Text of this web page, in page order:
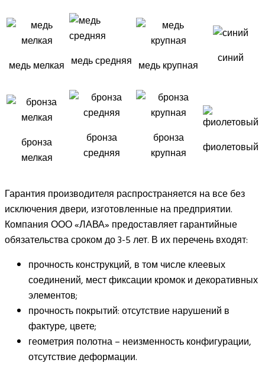
медь мелкая медь средняя медь крупная синий
бронза
мелкая
бронза
средняя
бронза
крупная
фиолетовый
Гарантия производителя распространяется на все без
исключения двери, изготовленные на предприятии.
Компания ООО «ЛАВА» предоставляет гарантийные
обязательства сроком до 3-5 лет. В их перечень входят:
прочность конструкций, в том числе клеевых
соединений, мест фиксации кромок и декоративных
элементов;
прочность покрытий: отсутствие нарушений в
фактуре, цвете;
геометрия полотна – неизменность конфигурации,
отсутствие деформации.